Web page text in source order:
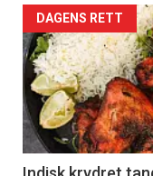
DAGENS RETT